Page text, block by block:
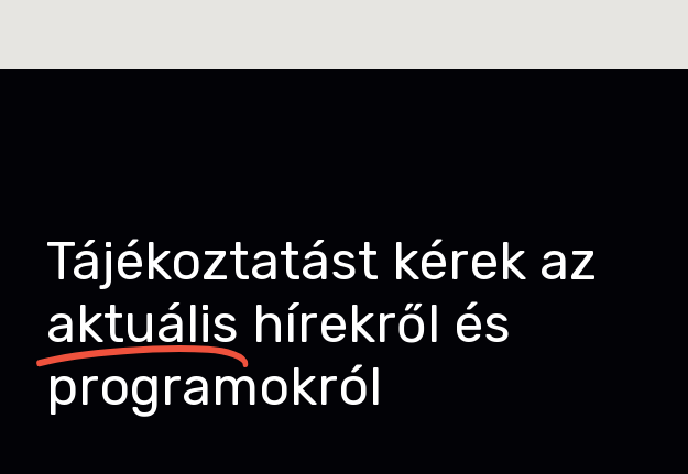
Tájékoztatást kérek az
aktuális hírekről és
programokról